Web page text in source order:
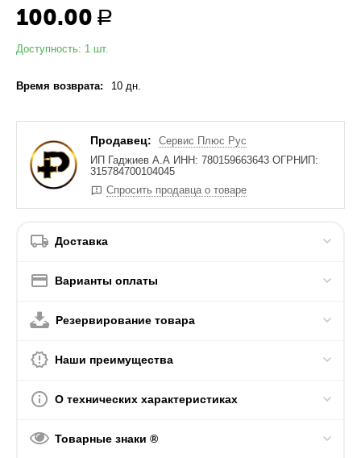
100.00 Р
Доступность: 1 шт.
Время возврата: 10 дн.
Продавец:
Сервис Плюс Рус
ИП Гаджиев А.А ИНН: 780159663643 ОГРНИП:
315784700104045
Спросить продавца о товаре
Доставка
Варианты оплаты
Резервирование товара
Наши преимущества
О технических характеристиках
Товарные знаки ®